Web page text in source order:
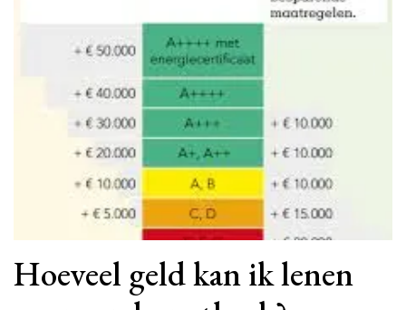
Hoeveel geld kan ik lenen